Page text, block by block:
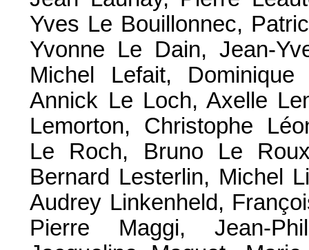
Yves Le Bouillonnec,
Yvonne Le Dain, Jean-
Michel Lefait,
Annick Le Loch, Axelle
Lemorton, Christophe
Le Roch, Bruno Le
Bernard Lesterlin, Michel
Audrey Linkenheld,
Pierre Maggi, Jean-